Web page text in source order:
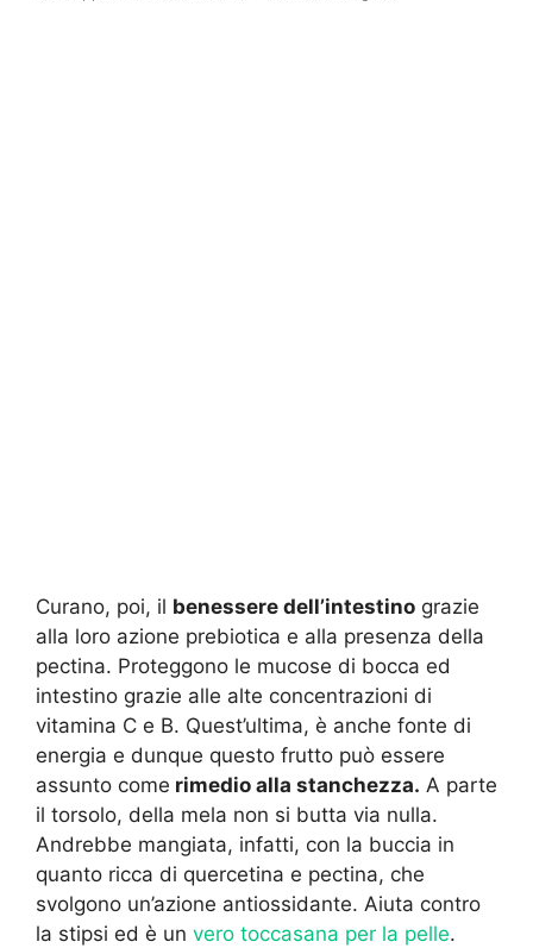
Curano, poi, il benessere dell’intestino grazie
alla loro azione prebiotica e alla presenza della
pectina. Proteggono le mucose di bocca ed
intestino grazie alle alte concentrazioni di
vitamina C e B. Quest’ultima, è anche fonte di
energia e dunque questo frutto può essere
assunto come rimedio alla stanchezza. A parte
il torsolo, della mela non si butta via nulla.
Andrebbe mangiata, infatti, con la buccia in
quanto ricca di quercetina e pectina, che
svolgono un’azione antiossidante. Aiuta contro
la stipsi ed è un vero toccasana per la pelle.